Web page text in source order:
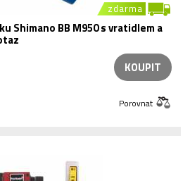
zdarma
Shimano BB M950 s vratidlem a
KOUPIT
Porovnat